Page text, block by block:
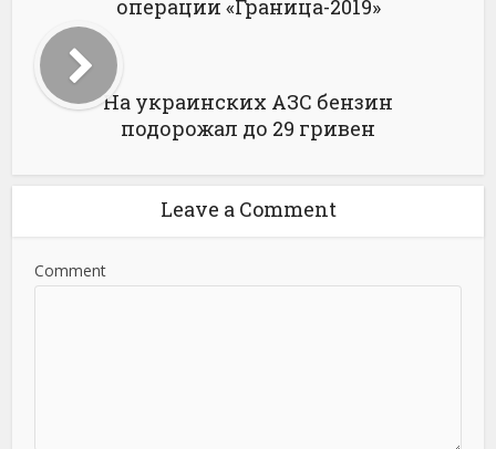
операции «Граница-2019»
На украинских АЗС бензин
подорожал до 29 гривен
Leave a Comment
Comment